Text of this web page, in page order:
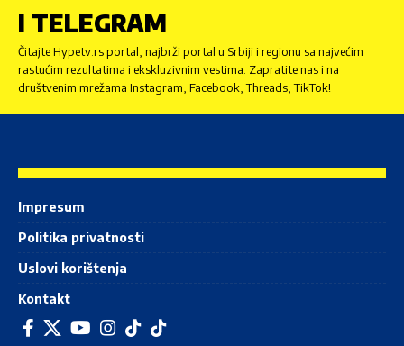
I TELEGRAM
Čitajte Hypetv.rs portal, najbrži portal u Srbiji i regionu sa najvećim
rastućim rezultatima i ekskluzivnim vestima. Zapratite nas i na
društvenim mrežama Instagram, Facebook, Threads, TikTok!
Impresum
Politika privatnosti
Uslovi korištenja
Kontakt